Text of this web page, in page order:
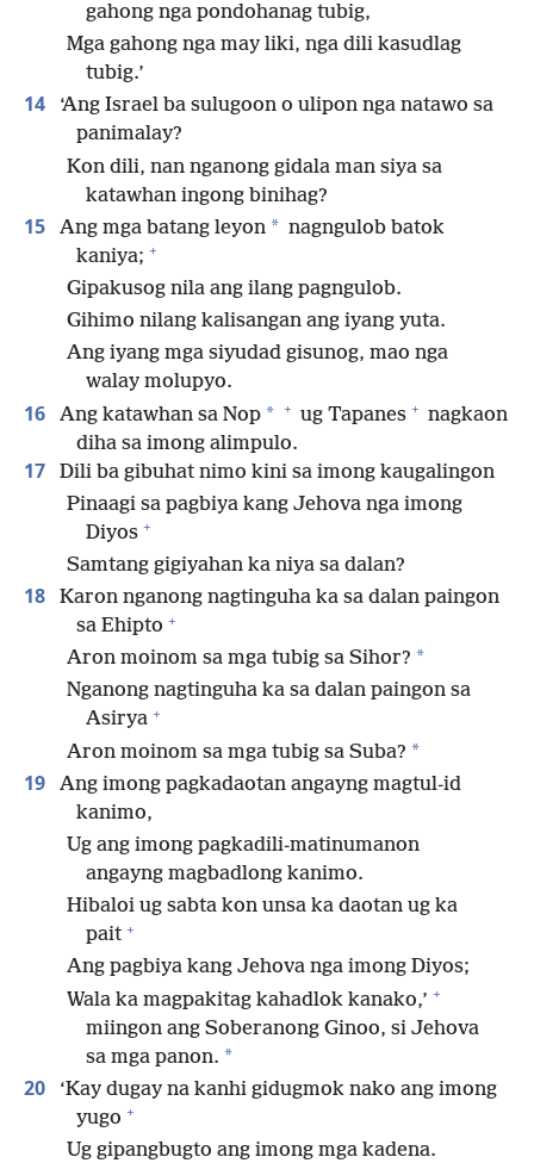
gahong nga pondohanag tubig,
Mga gahong nga may liki, nga dili kasudlag
tubig.’
14
‘Ang Israel ba sulugoon o ulipon nga natawo sa
panimalay?
Kon dili, nan nganong gidala man siya sa
katawhan ingong binihag?
15 Ang mga batang leyon * nagngulob batok
kaniya; +
Gipakusog nila ang ilang pagngulob.
Gihimo nilang kalisangan ang iyang yuta.
Ang iyang mga siyudad gisunog, mao nga
walay molupyo.
16 Ang katawhan sa Nop * + ug Tapanes + nagkaon
diha sa imong alimpulo.
17
Dili ba gibuhat nimo kini sa imong kaugalingon
Pinaagi sa pagbiya kang Jehova nga imong
Diyos +
Samtang gigiyahan ka niya sa dalan?
18
Karon nganong nagtinguha ka sa dalan paingon
sa Ehipto +
Aron moinom sa mga tubig sa Sihor? *
Nganong nagtinguha ka sa dalan paingon sa
Asirya +
Aron moinom sa mga tubig sa Suba? *
19
Ang imong pagkadaotan angayng magtul-id
kanimo,
Ug ang imong pagkadili-matinumanon
angayng magbadlong kanimo.
Hibaloi ug sabta kon unsa ka daotan ug ka
pait +
Ang pagbiya kang Jehova nga imong Diyos;
Wala ka magpakitag kahadlok kanako,’ +
miingon ang Soberanong Ginoo, si Jehova
sa mga panon. *
20
‘Kay dugay na kanhi gidugmok nako ang imong
yugo +
Ug gipangbugto ang imong mga kadena.